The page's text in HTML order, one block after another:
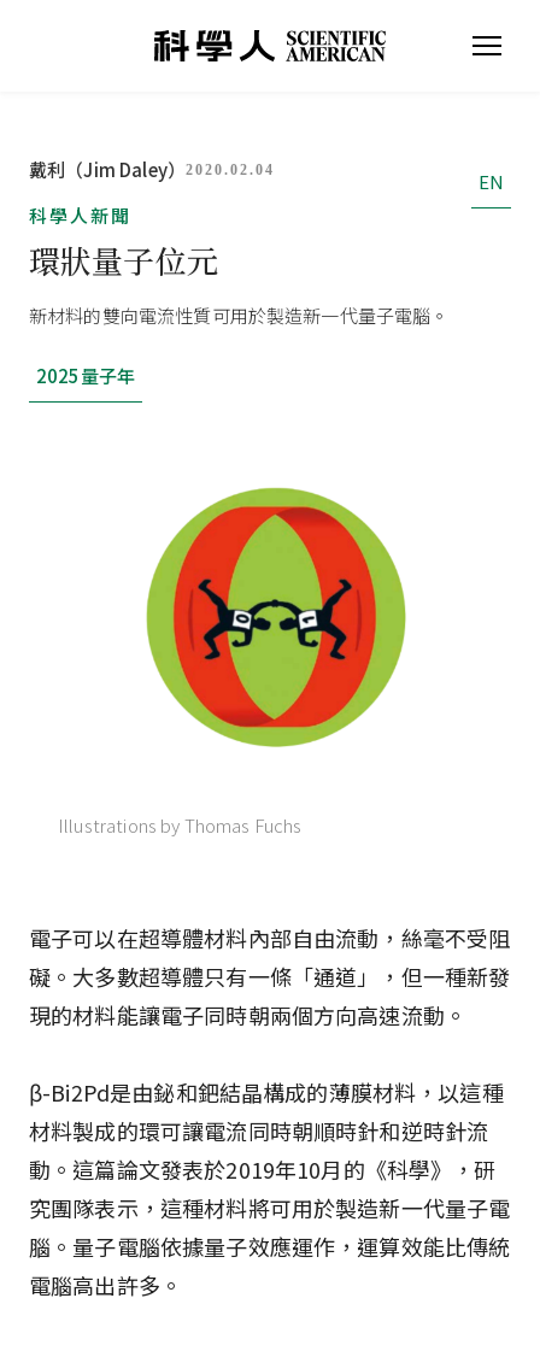
戴利（Jim Daley） 2020.02.04
EN
科學人新聞
環狀量子位元
新材料的雙向電流性質可用於製造新一代量子電腦。
2025量子年
Illustrations by Thomas Fuchs
電子可以在超導體材料內部自由流動，絲毫不受阻
礙。大多數超導體只有一條「通道」，但一種新發
現的材料能讓電子同時朝兩個方向高速流動。
β-Bi2Pd是由鉍和鈀結晶構成的薄膜材料，以這種
材料製成的環可讓電流同時朝順時針和逆時針流
動。這篇論文發表於2019年10月的《科學》，研
究團隊表示，這種材料將可用於製造新一代量子電
腦。量子電腦依據量子效應運作，運算效能比傳統
電腦高出許多。